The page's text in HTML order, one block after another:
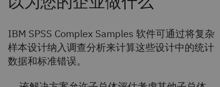
IBM SPSS Complex Samples 软件可通过将复杂
样本设计纳入调查分析来计算这些设计中的统计
数据和标准错误。